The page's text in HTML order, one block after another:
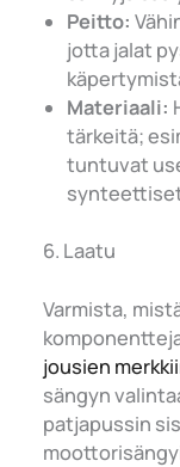
Peitto:
jotta jalat
Materiaali:
tärkeitä;
tuntuvat
6. Laatu
Varmista,
jousien
sängyn
patjapussin